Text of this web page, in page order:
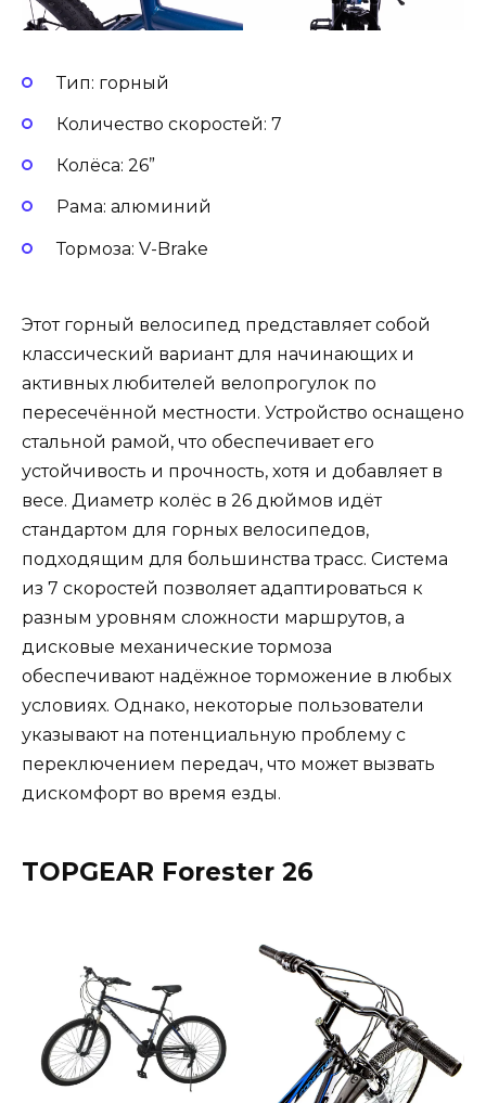
Тип: горный
Количество скоростей: 7
Колёса: 26”
Рама: алюминий
Тормоза: V-Brake
Этот горный велосипед представляет собой
классический вариант для начинающих и
активных любителей велопрогулок по
пересечённой местности. Устройство оснащено
стальной рамой, что обеспечивает его
устойчивость и прочность, хотя и добавляет в
весе. Диаметр колёс в 26 дюймов идёт
стандартом для горных велосипедов,
подходящим для большинства трасс. Система
из 7 скоростей позволяет адаптироваться к
разным уровням сложности маршрутов, а
дисковые механические тормоза
обеспечивают надёжное торможение в любых
условиях. Однако, некоторые пользователи
указывают на потенциальную проблему с
переключением передач, что может вызвать
дискомфорт во время езды.
TOPGEAR Forester 26